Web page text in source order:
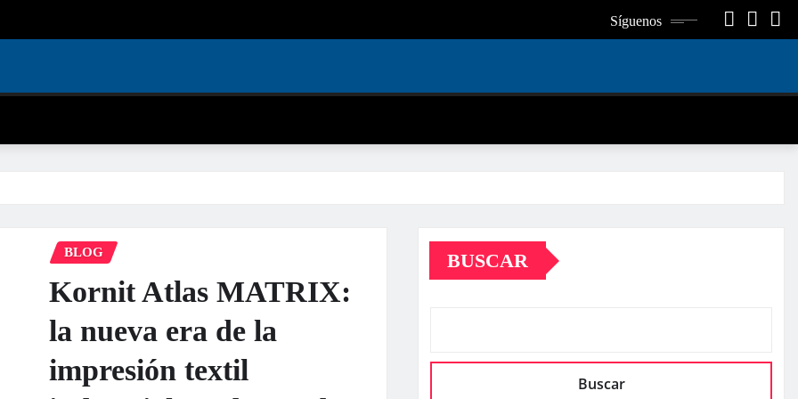
Síguenos
BLOG
Kornit Atlas MATRIX:
la nueva era de la
impresión textil
BUSCAR
Buscar